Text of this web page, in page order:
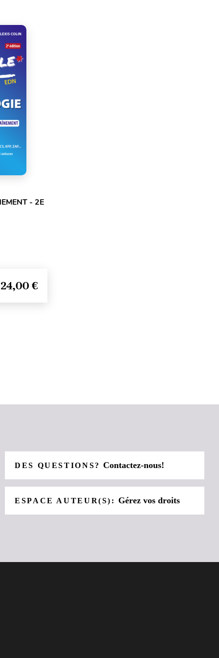
- 2E
24,00 €
DES QUESTIONS?Contactez-nous!
ESPACE AUTEUR(S): Gérez vos droits